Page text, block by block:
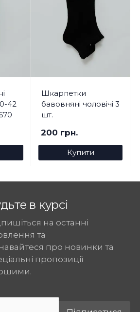
42
Шкарпетки
бавовняні чоловічі 3
шт.
200 грн.
Купити
в курсі
на останні
та
про новинки та
пропозиції